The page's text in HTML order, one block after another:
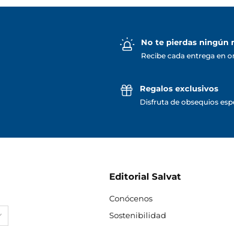
No te pierdas ningún
Recibe cada entrega en
Regalos exclusivos
Disfruta de obsequios
Editorial Salvat
Conócenos
Sostenibilidad